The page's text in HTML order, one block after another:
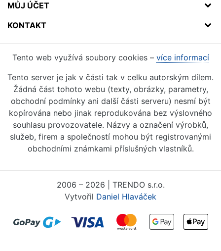
MŮJ ÚČET
KONTAKT
Tento web využívá soubory cookies – více informací
Tento server je jak v části tak v celku autorským dílem.
Žádná část tohoto webu (texty, obrázky, parametry,
obchodní podmínky ani další části serveru) nesmí být
kopírována nebo jinak reprodukována bez výslovného
souhlasu provozovatele. Názvy a označení výrobků,
služeb, firem a společností mohou být registrovanými
obchodními známkami příslušných vlastníků.
2006 – 2026 | TRENDO s.r.o.
Vytvořil Daniel Hlaváček